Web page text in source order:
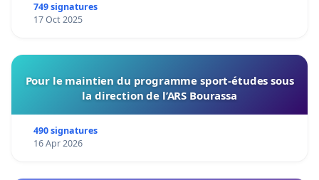
de notre territoire »
749 signatures
17 Oct 2025
Pour le maintien du programme sport-études sous
la direction de l’ARS Bourassa
490 signatures
16 Apr 2026